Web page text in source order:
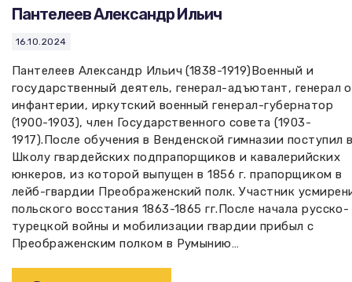
Пантелеев Александр Ильич
16.10.2024
Пантелеев Александр Ильич (1838-1919)Военный и
государственный деятель, генерал-адъютант, генерал
инфантерии, иркутский военный генерал-губернатор
(1900-1903), член Государственного совета (1903-
1917).После обучения в Венденской гимназии поступил
Школу гвардейских подпрапорщиков и кавалерийских
юнкеров, из которой выпущен в 1856 г. прапорщиком в
лейб-гвардии Преображенский полк. Участник
польского восстания 1863-1865 гг.После начала русско-
турецкой войны и мобилизации гвардии прибыл с
Преображенским полком в Румынию…